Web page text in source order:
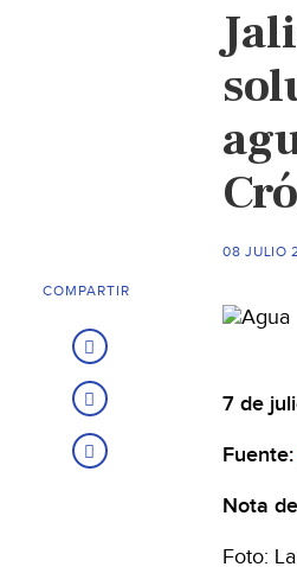
08 JULIO
7 de
Fuente:
Nota
Foto:
COMPARTIR